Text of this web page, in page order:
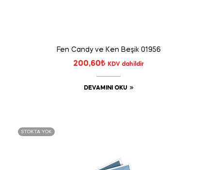
Fen Candy ve Ken Beşik 01956
200,60₺ KDV dahildir
DEVAMINI OKU
STOKTA YOK